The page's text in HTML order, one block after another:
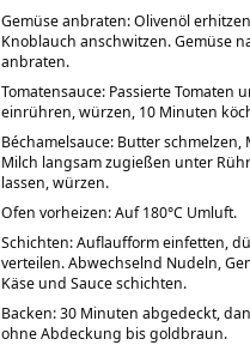
Gemüse anbraten: Olivenöl
Knoblauch anschwitzen. Gemüse
anbraten.
Tomatensauce: Passierte Tomaten
einrühren, würzen, 10 Minuten
Béchamelsauce: Butter
Milch langsam zugießen unter
lassen, würzen.
Ofen vorheizen: Auf 180°C Umluft.
Schichten: Auflaufform einfetten,
verteilen. Abwechselnd Nudeln,
Käse und Sauce schichten.
Backen: 30 Minuten abgedeckt,
ohne Abdeckung bis goldbraun.